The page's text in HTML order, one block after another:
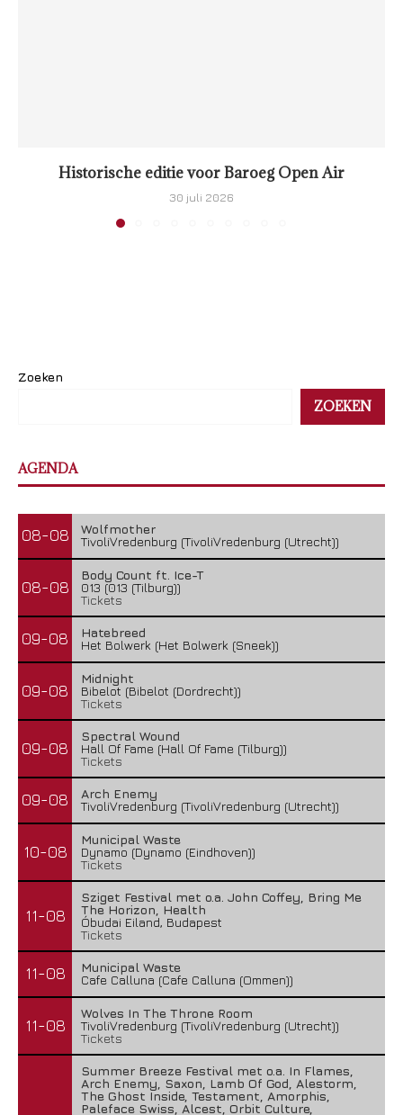
Historische editie voor Baroeg Open Air
30 juli 2026
Zoeken
ZOEKEN
AGENDA
08-08
Wolfmother
TivoliVredenburg (TivoliVredenburg (Utrecht))
08-08
Body Count ft. Ice-T
013 (013 (Tilburg))
Tickets
09-08
Hatebreed
Het Bolwerk (Het Bolwerk (Sneek))
09-08
Midnight
Bibelot (Bibelot (Dordrecht))
Tickets
09-08
Spectral Wound
Hall Of Fame (Hall Of Fame (Tilburg))
Tickets
09-08
Arch Enemy
TivoliVredenburg (TivoliVredenburg (Utrecht))
10-08
Municipal Waste
Dynamo (Dynamo (Eindhoven))
Tickets
11-08
Sziget Festival met o.a. John Coffey, Bring Me
The Horizon, Health
Óbudai Eiland, Budapest
Tickets
11-08
Municipal Waste
Cafe Calluna (Cafe Calluna (Ommen))
11-08
Wolves In The Throne Room
TivoliVredenburg (TivoliVredenburg (Utrecht))
Tickets
Summer Breeze Festival met o.a. In Flames,
Arch Enemy, Saxon, Lamb Of God, Alestorm,
The Ghost Inside, Testament, Amorphis,
Paleface Swiss, Alcest, Orbit Culture,